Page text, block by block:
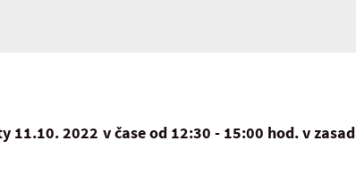
11.10. 2022 v čase od 12:30 - 15:00 hod. v